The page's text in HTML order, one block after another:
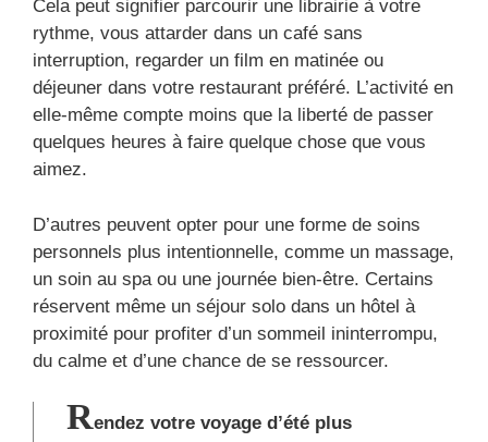
Cela peut signifier parcourir une librairie à votre
rythme, vous attarder dans un café sans
interruption, regarder un film en matinée ou
déjeuner dans votre restaurant préféré. L’activité en
elle-même compte moins que la liberté de passer
quelques heures à faire quelque chose que vous
aimez.
D’autres peuvent opter pour une forme de soins
personnels plus intentionnelle, comme un massage,
un soin au spa ou une journée bien-être. Certains
réservent même un séjour solo dans un hôtel à
proximité pour profiter d’un sommeil ininterrompu,
du calme et d’une chance de se ressourcer.
Rendez votre voyage d’été plus